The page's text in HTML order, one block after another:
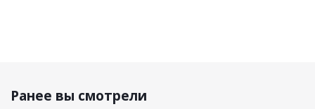
Ранее вы смотрели